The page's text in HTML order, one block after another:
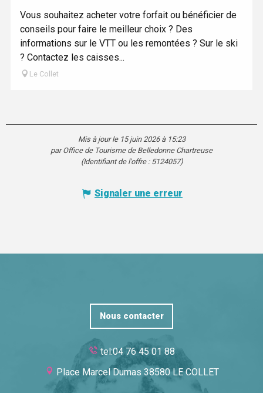
Vous souhaitez acheter votre forfait ou bénéficier de
conseils pour faire le meilleur choix ? Des
informations sur le VTT ou les remontées ? Sur le ski
? Contactez les caisses...
Le Collet
Mis à jour le 15 juin 2026 à 15:23
par Office de Tourisme de Belledonne Chartreuse
(Identifiant de l'offre : 5124057)
Signaler une erreur
Nous contacter
tel:04 76 45 01 88
Place Marcel Dumas 38580 LE COLLET